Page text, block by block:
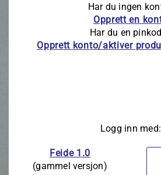
Har du ingen
Opprett en
Har du en
Opprett konto/aktiver
Logg inn med:
Feide 1.0
(gammel versjon)